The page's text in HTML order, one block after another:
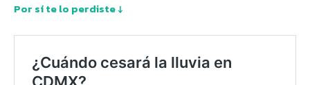
Por sí te lo perdiste ↓